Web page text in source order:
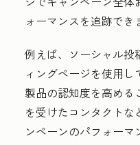
ォーマンスを追跡でき
例えば、ソーシャル投
ィングページを使用
製品の認知度を高める
を受けたコンタクトな
ンペーンのパフォー